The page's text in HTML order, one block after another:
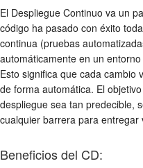
El Despliegue Continuo va un
código ha pasado con éxito
continua (pruebas
automáticamente en un
Esto significa que cada cambio
de forma automática. El
despliegue sea tan predecible,
cualquier barrera para entregar
Beneficios del CD: